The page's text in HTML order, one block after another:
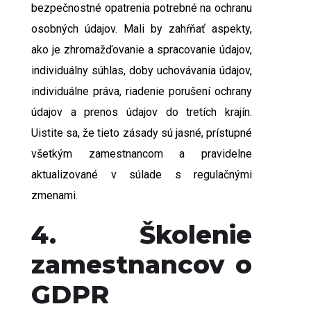
bezpečnostné opatrenia potrebné na ochranu
osobných údajov. Mali by zahŕňať aspekty,
ako je zhromažďovanie a spracovanie údajov,
individuálny súhlas, doby uchovávania údajov,
individuálne práva, riadenie porušení ochrany
údajov a prenos údajov do tretích krajín.
Uistite sa, že tieto zásady sú jasné, prístupné
všetkým zamestnancom a pravidelne
aktualizované v súlade s regulačnými
zmenami.
4. Školenie
zamestnancov o
GDPR